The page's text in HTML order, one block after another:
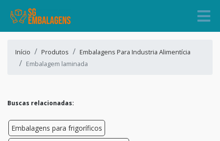
Início Produtos
Embalagens Para Industria Alimentícia
Embalagem laminada
Buscas relacionadas:
Embalagens para frigoríficos